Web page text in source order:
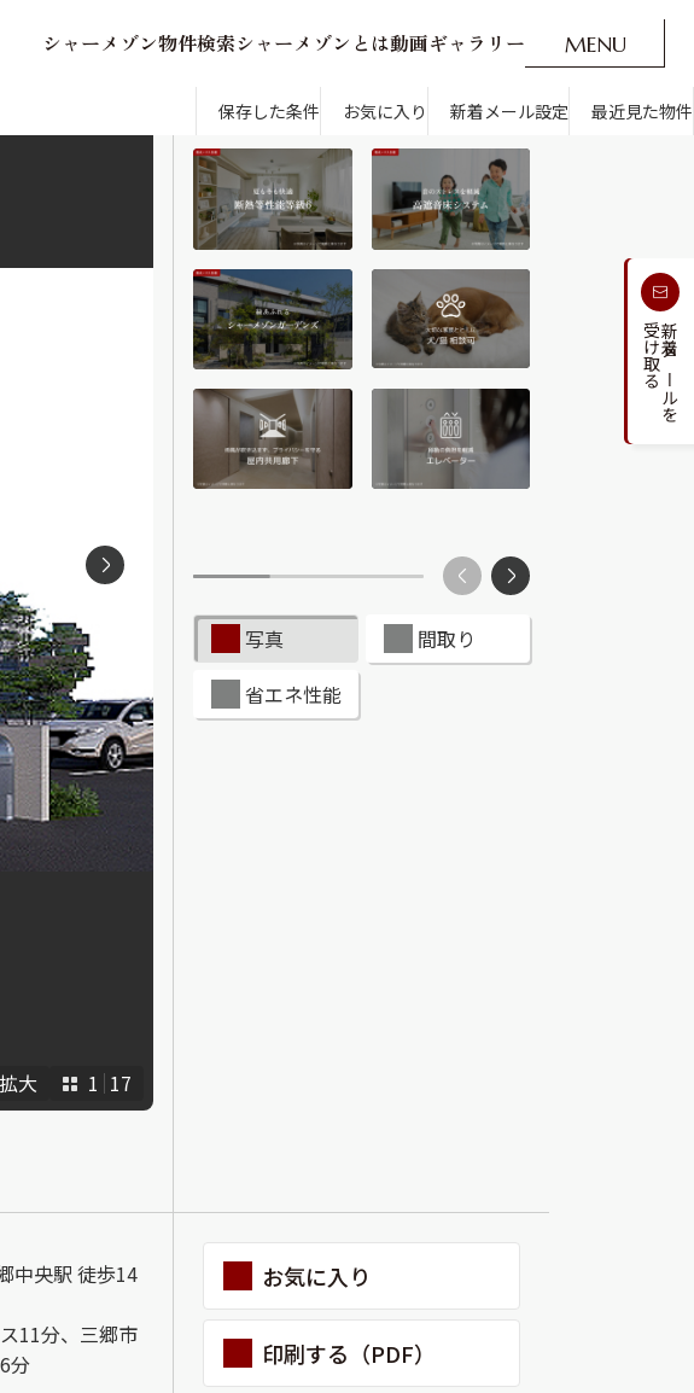
シ ャーメ ゾン物件検索シ ャーメ ゾン とは動画ギャ ラ リ ー MENU
O
新着メール設定 最近見た物件 CLOSE
通勤・通学時間から探す
人気のカテゴリから探す
シャーメゾンショップを探す
シャーメゾンライフサポート
自立型サービス付き・シニア向け
らくらくプラチナ
新着メールを
受け取る
保存した条件 お気に入り 新着メール設定 最近見た物件
大 1 17
写真
間取り
省エネ性能
中央駅 徒歩14
11分、三郷市
分
お気に入り
印刷する（PDF）